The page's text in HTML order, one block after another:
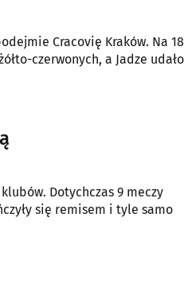
Cracovię Kraków. Na 18
Dotychczas 9 meczy
się remisem i tyle samo